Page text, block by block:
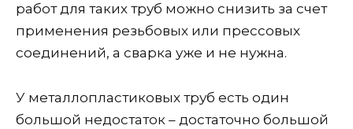
работ для таких труб можно снизить за счет
применения резьбовых или прессовых
соединений, а сварка уже и не нужна.
У металлопластиковых труб есть один
большой недостаток – достаточно большой